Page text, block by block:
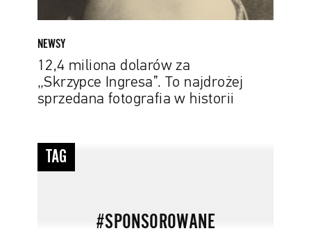
w
historii
NEWSY
12,4 miliona dolarów za
„Skrzypce Ingresa”. To najdrożej
sprzedana fotografia w historii
#sponsorowane
TAG
#SPONSOROWANE